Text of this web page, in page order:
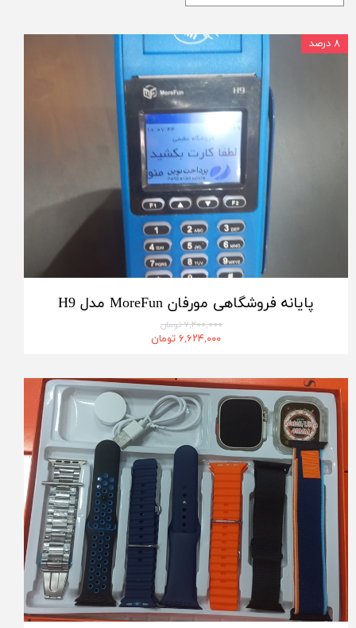
پایانه فروشگاهی مورفان MoreFun مدل H9
۷,۲۰۰,۰۰۰ تومان
۶,۶۲۴,۰۰۰ تومان
۸ درصد